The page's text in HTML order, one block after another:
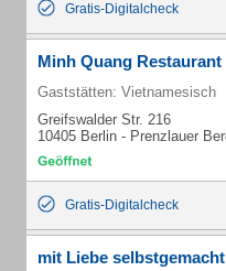
Gratis-Digitalcheck
Minh Quang Restaurant
Gaststätten: Vietnamesisch
Greifswalder Str. 216
10405 Berlin - Prenzlauer
Gratis-Digitalcheck
mit Liebe